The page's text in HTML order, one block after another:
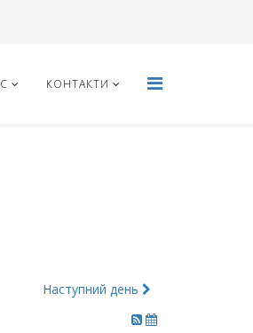
КОНТАКТИ
Наступний день